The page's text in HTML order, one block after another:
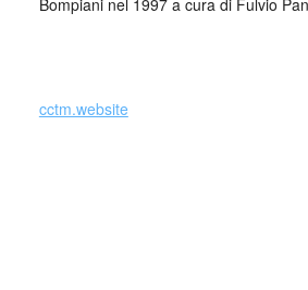
Bompiani nel 1997 a cura di Fulvio
cctm.website